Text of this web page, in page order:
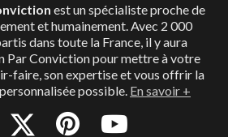
est un spécialiste proche de
et humainement. Avec 2 000
dans toute la France, il y aura
Par Conviction pour mettre à votre
faire, son expertise et vous offrir la
possible. En savoir +